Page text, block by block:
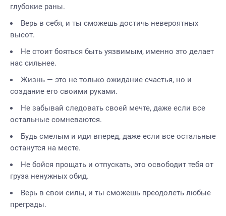
глубокие раны.
Верь в себя, и ты сможешь достичь невероятных
высот.
Не стоит бояться быть уязвимым, именно это делает
нас сильнее.
Жизнь — это не только ожидание счастья, но и
создание его своими руками.
Не забывай следовать своей мечте, даже если все
остальные сомневаются.
Будь смелым и иди вперед, даже если все остальные
останутся на месте.
Не бойся прощать и отпускать, это освободит тебя от
груза ненужных обид.
Верь в свои силы, и ты сможешь преодолеть любые
преграды.